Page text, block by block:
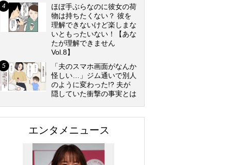
ほぼ手ぶらなのに彼女の荷
物は持ちたくない？ 彼を
理解できないけど楽しまな
いともったいない！【あな
たが理解できません
Vol.8】
「夫のスマホ画面がなんか
怪しい…」ジム通いで別人
のように変わった!? 夫が
隠していた衝撃の事実とは
エンタメニュース